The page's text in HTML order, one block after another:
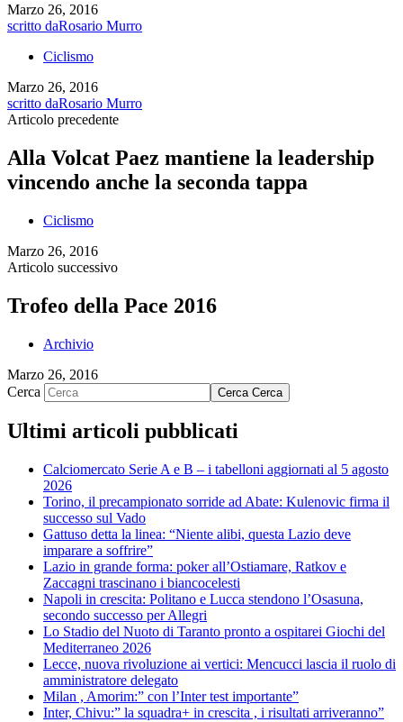
Marzo 26, 2016
scritto daRosario Murro
Ciclismo
Marzo 26, 2016
scritto daRosario Murro
Articolo precedente
Alla Volcat Paez mantiene la leadership
vincendo anche la seconda tappa
Ciclismo
Marzo 26, 2016
Articolo successivo
Trofeo della Pace 2016
Archivio
Marzo 26, 2016
Cerca
Cerca Cerca
Ultimi articoli pubblicati
Calciomercato Serie A e B – i tabelloni aggiornati al 5 agosto
2026
Torino, il precampionato sorride ad Abate: Kulenovic firma il
successo sul Vado
Gattuso detta la linea: “Niente alibi, questa Lazio deve
imparare a soffrire”
Lazio in grande forma: poker all’Ostiamare, Ratkov e
Zaccagni trascinano i biancocelesti
Napoli in crescita: Politano e Lucca stendono l’Osasuna,
secondo successo per Allegri
Lo Stadio del Nuoto di Taranto pronto a ospitarei Giochi del
Mediterraneo 2026
Lecce, nuova rivoluzione ai vertici: Mencucci lascia il ruolo di
amministratore delegato
Milan , Amorim:” con l’Inter test importante”
Inter, Chivu:” la squadra+ in crescita , i risultati arriveranno”